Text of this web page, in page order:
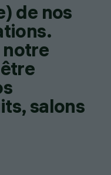
de nos
notre
salons